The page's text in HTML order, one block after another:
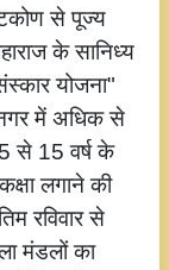
से पूज्य
के सानिध्य
योजना"
में अधिक से
से 15 वर्ष के
लगाने की
रविवार से
मंडलों का